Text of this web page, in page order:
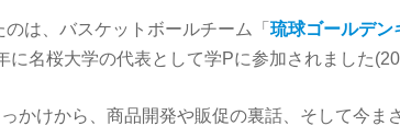
は、バスケットボールチーム「 琉球ゴールデン
に名桜大学の代表として学Pに参加されました
かけから、商品開発や販促の裏話、そして今ま